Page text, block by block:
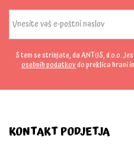
S tem se strinjate, da ANTUS, d.o.o.
osebnih podatkovdo preklica hrani
KONTAKT PODJETJA